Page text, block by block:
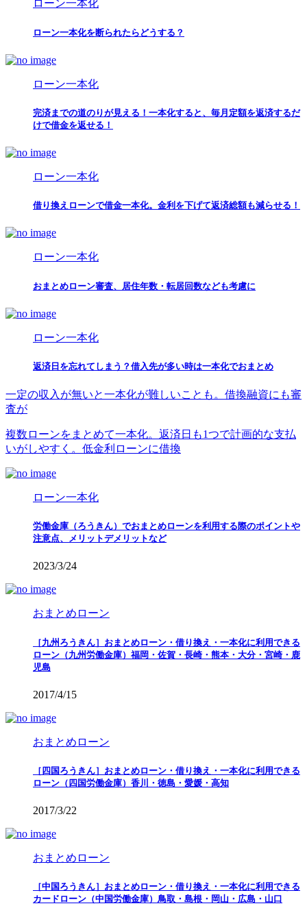
ローン一本化
ローン一本化を断られたらどうする？
ローン一本化
完済までの道のりが見える！一本化すると、毎月定額を返済するだ
けで借金を返せる！
ローン一本化
借り換えローンで借金一本化。金利を下げて返済総額も減らせる！
ローン一本化
おまとめローン審査、居住年数・転居回数なども考慮に
ローン一本化
返済日を忘れてしまう？借入先が多い時は一本化でおまとめ
一定の収入が無いと一本化が難しいことも。借換融資にも審
査が
複数ローンをまとめて一本化。返済日も1つで計画的な支払
いがしやすく。低金利ローンに借換
ローン一本化
労働金庫（ろうきん）でおまとめローンを利用する際のポイントや
注意点、メリットデメリットなど
2023/3/24
おまとめローン
［九州ろうきん］おまとめローン・借り換え・一本化に利用できる
ローン（九州労働金庫）福岡・佐賀・長崎・熊本・大分・宮崎・鹿
児島
2017/4/15
おまとめローン
［四国ろうきん］おまとめローン・借り換え・一本化に利用できる
ローン（四国労働金庫）香川・徳島・愛媛・高知
2017/3/22
おまとめローン
［中国ろうきん］おまとめローン・借り換え・一本化に利用できる
カードローン（中国労働金庫）鳥取・島根・岡山・広島・山口